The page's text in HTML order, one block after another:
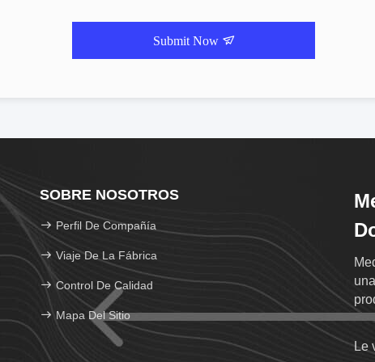
Submit Now
SOBRE NOSOTROS
Perfil De Compañía
Viaje De La Fábrica
Control De Calidad
Mapa Del Sitio
Le